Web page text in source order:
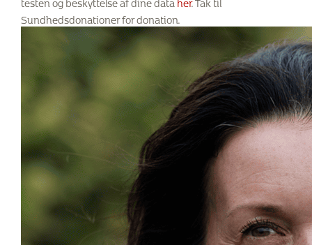
Sundhedsdonationer for donation.